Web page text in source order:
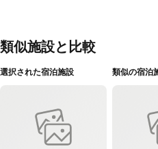
類似施設と比較
選択された宿泊施設 類似の宿泊